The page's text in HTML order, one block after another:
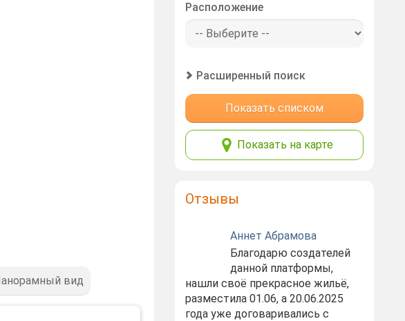
вид
Расположение
Расширенный поиск
Показать списком
Показать на карте
Отзывы
Аннет Абрамова
Благодарю создателей
данной платформы,
нашли своё прекрасное жильё,
разместила 01.06, а 20.06.2025
года уже договаривались с